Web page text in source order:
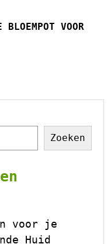
VOOR
Zoeken
voor je
Huid